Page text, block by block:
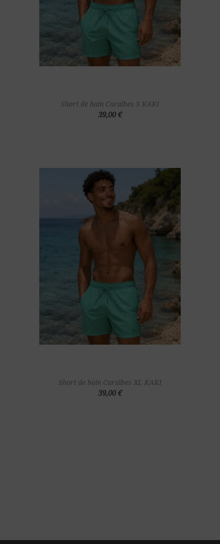
Short de bain Caraïbes S KAKI
39,00 €
Short de bain Caraïbes XL KAKI
39,00 €